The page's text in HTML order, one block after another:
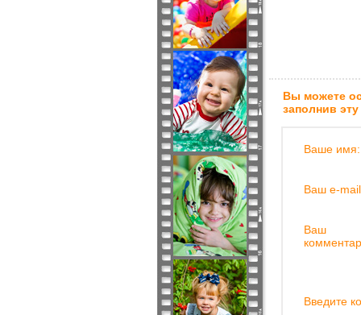
Вы можете
заполнив
Ваше имя:
Ваш e-
Ваш
Введите